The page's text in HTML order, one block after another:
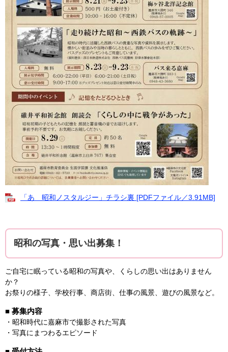
「あゝ昭和ノスタルジー」チラシ裏 [PDFファイル／3.91MB]
昭和の写真・思い出募集！
ご自宅に眠っている昭和の写真や、くらしの思い出はありません
か？
お祭りの様子、学校行事、商店街、仕事の風景、遊びの風景など。
■ 募集内容
・昭和時代に嘉麻市で撮影された写真
・写真にまつわるエピソード